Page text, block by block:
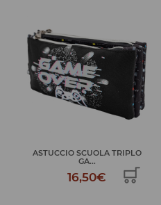
BORSA PORTA PC GAME OVER
24,99€